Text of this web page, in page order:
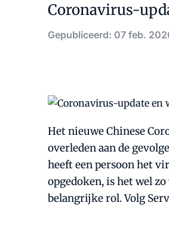
Coronavirus-
Gepubliceerd: 07 feb.
Het nieuwe Chinese
overleden aan de
heeft een persoon het
opgedoken, is het wel
belangrijke rol. Volg